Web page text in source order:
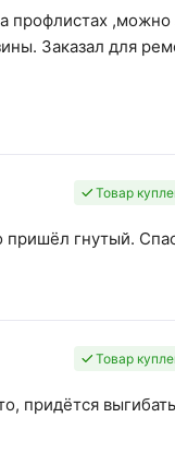
,можно
Заказал для
Товар
пришёл гнутый.
Товар
придётся